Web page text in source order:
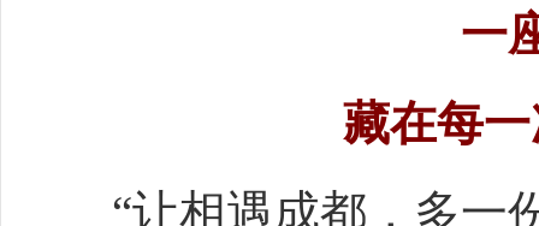
一
藏在每
“让相遇成都，多一